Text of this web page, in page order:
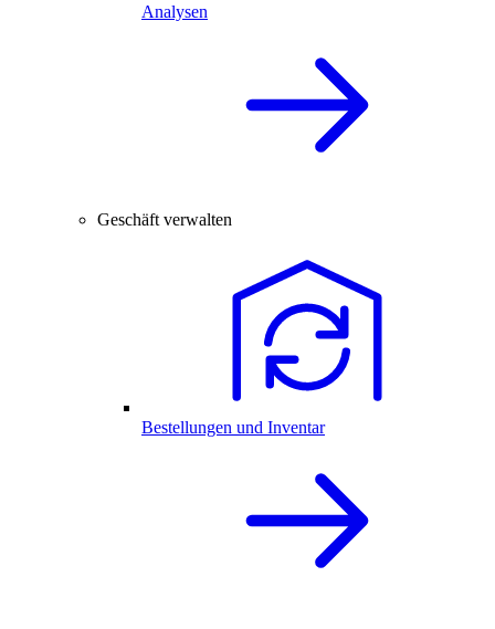
Analysen
Geschäft verwalten
Bestellungen und Inventar